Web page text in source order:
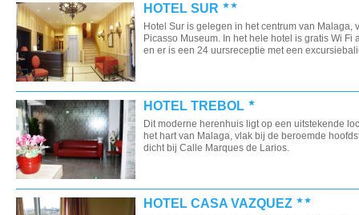
HOTEL SUR
Hotel Sur is gelegen in het centrum van Malaga,
Picasso Museum. In het hele hotel is gratis Wi Fi
en er is een 24 uursreceptie met een
HOTEL TREBOL
Dit moderne herenhuis ligt op een uitstekende
het hart van Malaga, vlak bij de beroemde
dicht bij Calle Marques de Larios.
HOTEL CASA VAZQUEZ